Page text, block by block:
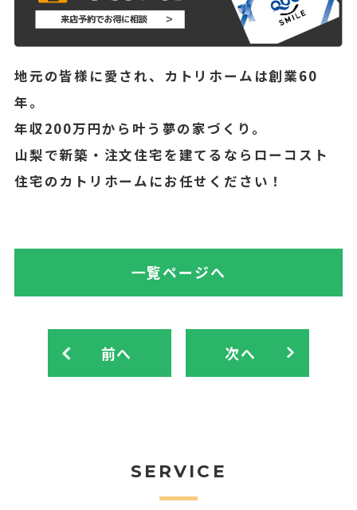
地元の皆様に愛され、カトリホームは創業60
年。
年収200万円から叶う夢の家づくり。
山梨で新築・注文住宅を建てるならローコスト
住宅のカトリホームにお任せください！
前へ
一覧ページへ
次へ
SERVICE